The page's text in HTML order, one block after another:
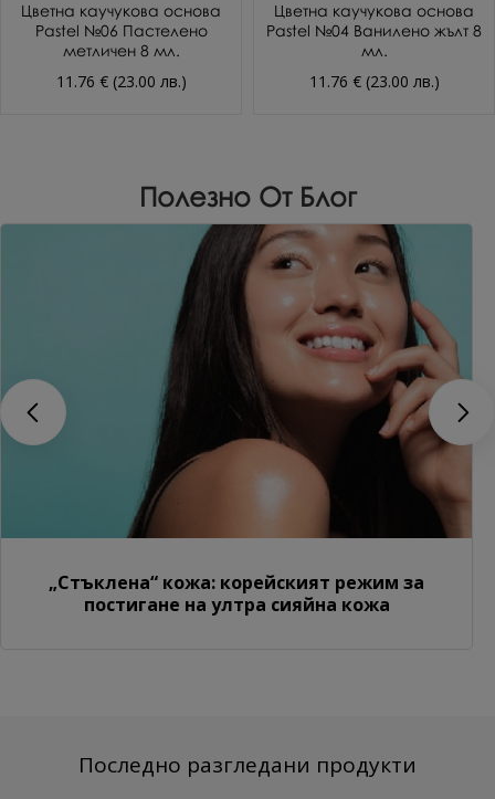
Цветна каучукова основа
Pastel №06 Пастелено
метличен 8 мл.
11.76 € (23.00 лв.)
Цветна каучукова основа
Pastel №04 Ванилено жълт 8
мл.
11.76 € (23.00 лв.)
Полезно От Блог
„Стъклена“ кожа: корейският режим за
постигане на ултра сияйна кожа
Последно разгледани продукти